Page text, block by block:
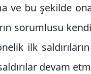
ve bu şekilde
sorumlusu
ilk
devam